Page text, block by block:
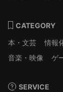
CATEGORY
本・文芸
情報
音楽・映像
ゲ
SERVICE